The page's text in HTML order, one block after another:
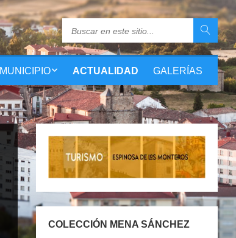
MUNICIPIO ACTUALIDAD GALERÍAS
COLECCIÓN MENA SÁNCHEZ